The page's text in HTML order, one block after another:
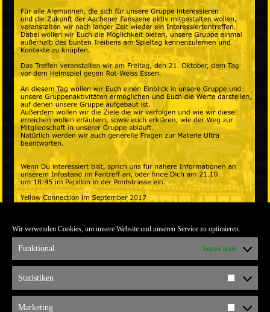
Wir verwenden Cookies, um unsere Website und unseren Service zu optimieren.
Funktional Immer aktiv
Statistiken
Marketing
Die gesamte Größe beträgt2480 × 3508Pixel
interessiertentreffen